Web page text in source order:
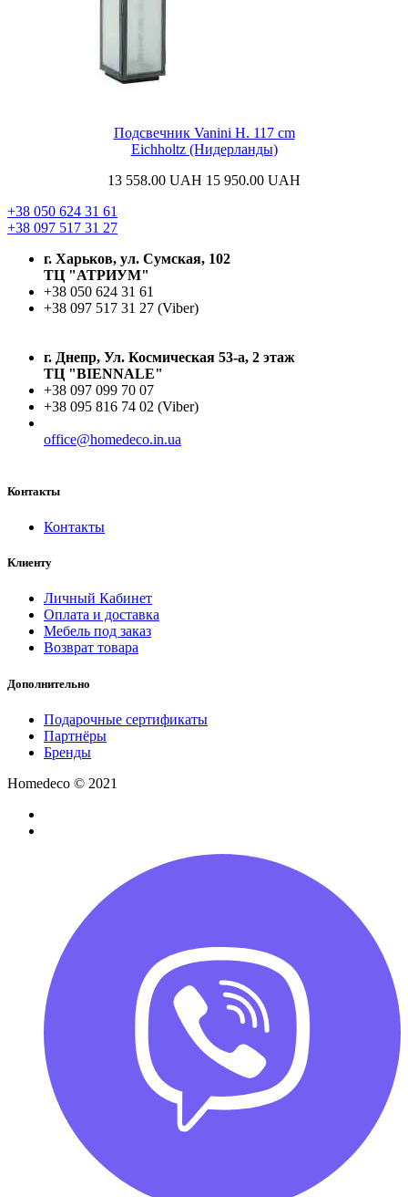
Подсвечник Vanini H. 117 cm
Eichholtz (Нидерланды)
13 558.00 UAH 15 950.00 UAH
+38 050 624 31 61
+38 097 517 31 27
г. Харьков, ул. Сумская, 102
ТЦ "АТРИУМ"
+38 050 624 31 61
+38 097 517 31 27 (Viber)
г. Днепр, Ул. Космическая 53-а, 2 этаж
ТЦ "BIENNALE"
+38 097 099 70 07
+38 095 816 74 02 (Viber)
office@homedeco.in.ua
Контакты
Контакты
Клиенту
Личный Кабинет
Оплата и доставка
Мебель под заказ
Возврат товара
Дополнительно
Подарочные сертификаты
Партнёры
Бренды
Homedeco © 2021